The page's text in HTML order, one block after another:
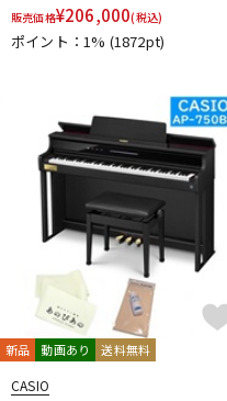
販売価格¥206,000(税込)
ポイント：1% (1872pt)
新品 動画あり 送料無料
CASIO